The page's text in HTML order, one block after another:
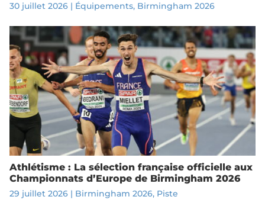
30 juillet 2026| Équipements, Birmingham 2026
Athlétisme : La sélection française officielle aux
Championnats d’Europe de Birmingham 2026
29 juillet 2026| Birmingham 2026, Piste